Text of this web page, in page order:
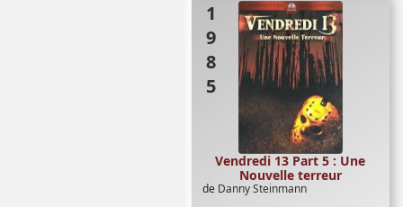
1985
de Danny Steinmann
Vendredi 13 Part 5 : Une
Nouvelle terreur